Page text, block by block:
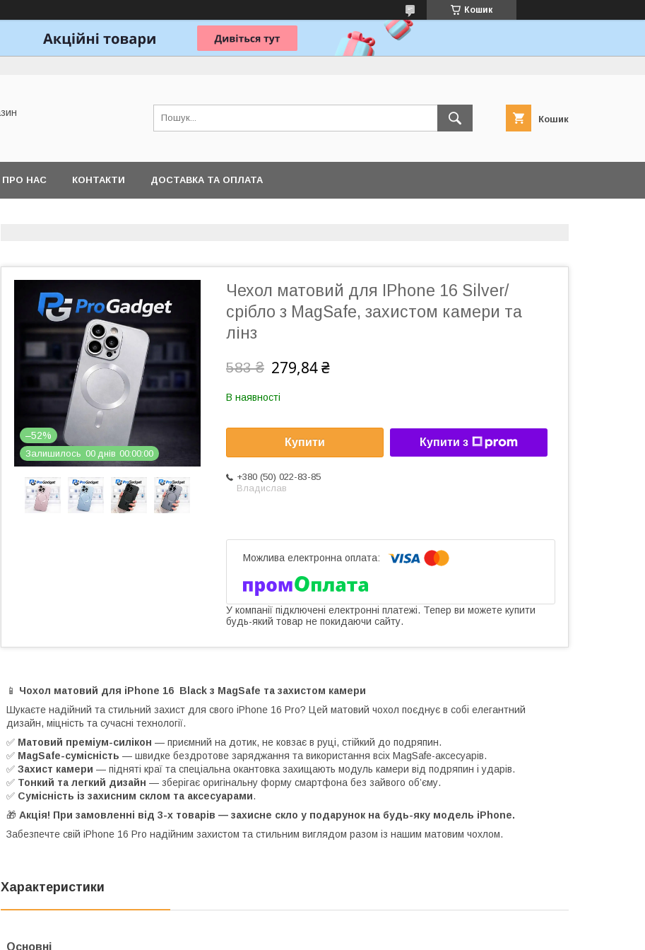
Кошик
Кошик
ПРО НАС КОНТАКТИ ДОСТАВКА ТА ОПЛАТА
–52%
Залишилось 00 днів 00 00 00
Чехол матовий для IPhone 16 Silver/
срібло з MagSafe, захистом камери та
лінз
583 ₴ 279,84 ₴
В наявності
Купити Купити з
+380 (50) 022-83-85
Владислав
У компанії підключені електронні платежі. Тепер ви можете купити
будь-який товар не покидаючи сайту.
📱 Чохол матовий для iPhone 16 Black з MagSafe та захистом камери
Шукаєте надійний та стильний захист для свого iPhone 16 Pro? Цей матовий чохол поєднує в собі елегантний
дизайн, міцність та сучасні технології.
✅ Матовий преміум-силікон — приємний на дотик, не ковзає в руці, стійкий до подряпин.
✅ MagSafe-сумісність — швидке бездротове заряджання та використання всіх MagSafe-аксесуарів.
✅ Захист камери — підняті краї та спеціальна окантовка захищають модуль камери від подряпин і ударів.
✅ Тонкий та легкий дизайн — зберігає оригінальну форму смартфона без зайвого об’єму.
✅ Сумісність із захисним склом та аксесуарами.
🎁 Акція! При замовленні від 3-х товарів — захисне скло у подарунок на будь-яку модель iPhone.
Забезпечте свій iPhone 16 Pro надійним захистом та стильним виглядом разом із нашим матовим чохлом.
Характеристики
Основні